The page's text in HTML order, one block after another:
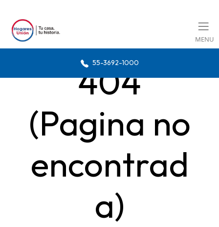
MENU
55-3692-1000
404
(Pagina no
encontrad
a)